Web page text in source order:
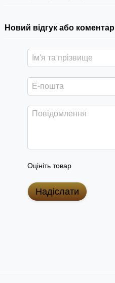
Новий відгук або коментар
Оцініть товар
Надіслати